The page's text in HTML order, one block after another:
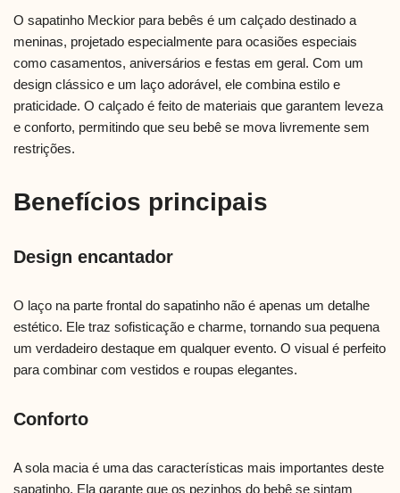
O sapatinho Meckior para bebês é um calçado destinado a
meninas, projetado especialmente para ocasiões especiais
como casamentos, aniversários e festas em geral. Com um
design clássico e um laço adorável, ele combina estilo e
praticidade. O calçado é feito de materiais que garantem leveza
e conforto, permitindo que seu bebê se mova livremente sem
restrições.
Benefícios principais
Design encantador
O laço na parte frontal do sapatinho não é apenas um detalhe
estético. Ele traz sofisticação e charme, tornando sua pequena
um verdadeiro destaque em qualquer evento. O visual é perfeito
para combinar com vestidos e roupas elegantes.
Conforto
A sola macia é uma das características mais importantes deste
sapatinho. Ela garante que os pezinhos do bebê se sintam